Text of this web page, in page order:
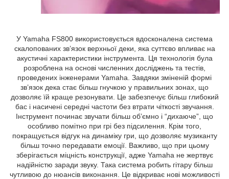
У Yamaha FS800 використовується вдосконалена система
скалопованих зв’язок верхньої деки, яка суттєво впливає на
акустичні характеристики інструмента. Ця технологія була
розроблена на основі численних досліджень та тестів,
проведених інженерами Yamaha. Завдяки зміненій формі
зв’язок дека стає більш гнучкою у правильних зонах, що
дозволяє їй краще резонувати. Це забезпечує більш глибокий
бас і насичені середні частоти без втрати чіткості звучання.
Інструмент починає звучати більш об’ємно і “дихаюче”, що
особливо помітно при грі без підсилення. Крім того,
покращується відгук на динаміку гри, що дозволяє музиканту
більш точно передавати емоції. Важливо, що при цьому
зберігається міцність конструкції, адже Yamaha не жертвує
надійністю заради звуку. Така система робить гітару більш
чутливою до нюансів виконання. Це відкриває нові можливості